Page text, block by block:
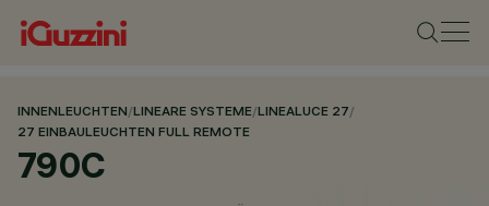
INNENLEUCHTEN/LINEARE SYSTEME/LINEALUCE 27/
27 EINBAULEUCHTEN FULL REMOTE
790C